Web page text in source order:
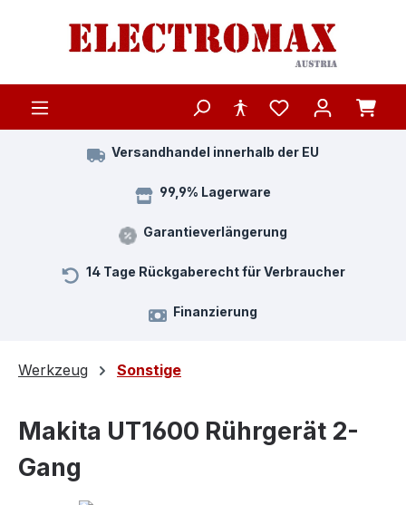
Zum Hauptinhalt springen
Versandhandel innerhalb der EU
99,9% Lagerware
Garantieverlängerung
14 Tage Rückgaberecht für Verbraucher
Finanzierung
Werkzeug Sonstige
Makita UT1600 Rührgerät 2-
Gang